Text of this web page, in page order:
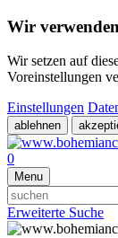
Wir
Wir setzen auf
Voreinstellungen
Einstellungen
ablehnen
0
Menu
Erweiterte Suche